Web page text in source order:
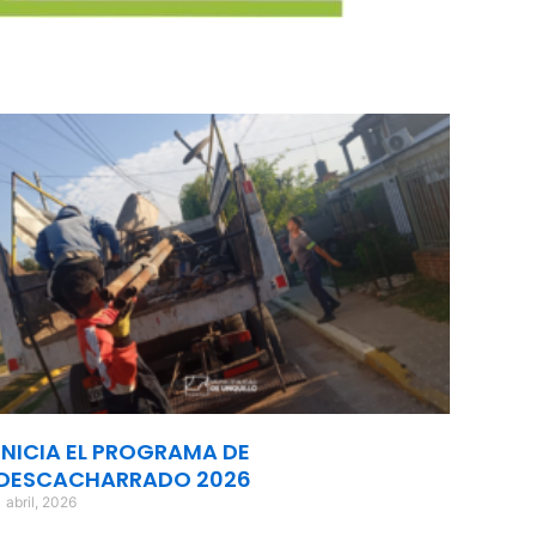
EL PROGRAMA DE
2026
abril, 2026